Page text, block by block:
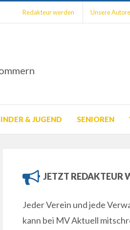
Redakteur werden Unsere
& JUGEND SENIOREN
JETZT REDAKTEUR
Jeder Verein und jede
kann bei MV Aktuell